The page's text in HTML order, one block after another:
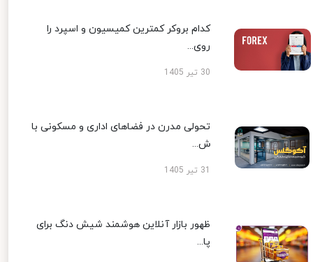
کدام بروکر کمترین کمیسیون و اسپرد را
روی...
30 تیر 1405
تحولی مدرن در فضاهای اداری و مسکونی با
ش...
ظهور بازار آنلاین هوشمند شیش دنگ برای
پا...